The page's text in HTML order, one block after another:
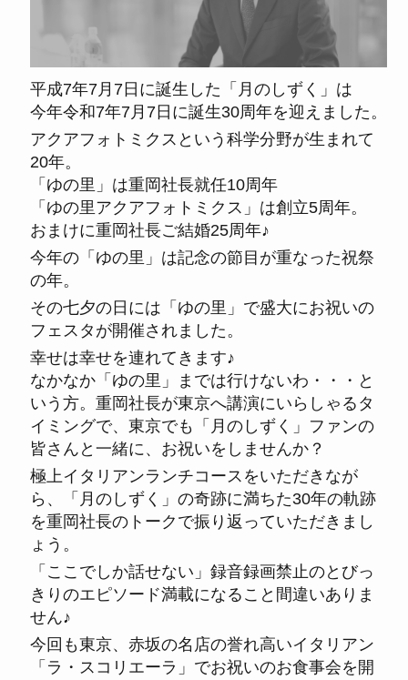
平成7年7月7日に誕生した「月のしずく」は
今年令和7年7月7日に誕生30周年を迎えました。
アクアフォトミクスという科学分野が生まれて
20年。
「ゆの里」は重岡社長就任10周年
「ゆの里アクアフォトミクス」は創立5周年。
おまけに重岡社長ご結婚25周年♪
今年の「ゆの里」は記念の節目が重なった祝祭
の年。
その七夕の日には「ゆの里」で盛大にお祝いの
フェスタが開催されました。
幸せは幸せを連れてきます♪
なかなか「ゆの里」までは行けないわ・・・と
いう方。重岡社長が東京へ講演にいらしゃるタ
イミングで、東京でも「月のしずく」ファンの
皆さんと一緒に、お祝いをしませんか？
極上イタリアンランチコースをいただきなが
ら、「月のしずく」の奇跡に満ちた30年の軌跡
を重岡社長のトークで振り返っていただきまし
ょう。
「ここでしか話せない」録音録画禁止のとびっ
きりのエピソード満載になること間違いありま
せん♪
今回も東京、赤坂の名店の誉れ高いイタリアン
「ラ・スコリエーラ」でお祝いのお食事会を開